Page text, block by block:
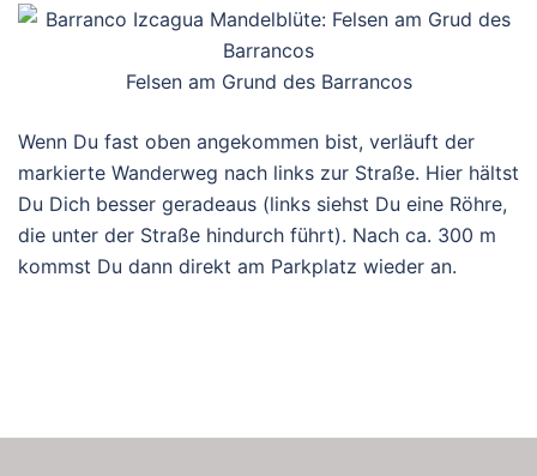
Felsen am Grund des Barrancos
Wenn Du fast oben angekommen bist, verläuft der
markierte Wanderweg nach links zur Straße. Hier hältst
Du Dich besser geradeaus (links siehst Du eine Röhre,
die unter der Straße hindurch führt). Nach ca. 300 m
kommst Du dann direkt am Parkplatz wieder an.